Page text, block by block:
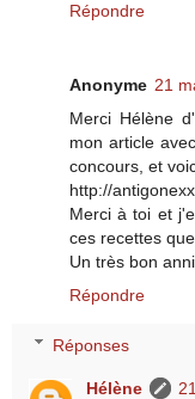
Répondre
Anonyme 21
Merci Hélène
mon article
concours, et
http://
Merci à toi et
ces recettes
Un très bon
Répondre
Réponses
Hélène